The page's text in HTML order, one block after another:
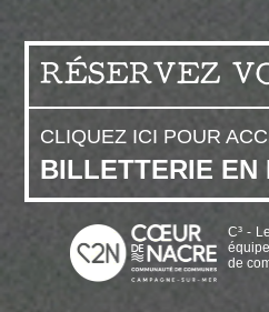
RÉSERVEZ
CLIQUEZ ICI POUR
BILLETTERIE EN
C³ -
de